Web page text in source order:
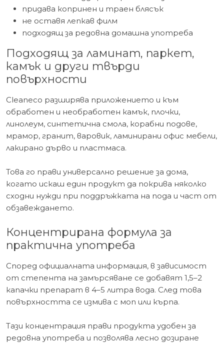
придава копринен и траен блясък
не оставя лепкав филм
подходящ за редовна домашна употреба
Подходящ за ламинат, паркет,
камък и други твърди
повърхности
Cleaneco разширява приложението и към
обработен и необработен камък, плочки,
линолеум, синтетична смола, корабни подове,
мрамор, гранит, варовик, ламинирани офис мебели,
лакирано дърво и пластмаса.
Това го прави универсално решение за дома,
когато искаш един продукт да покрива няколко
сходни нужди при поддръжката на пода и част от
обзавеждането.
Концентрирана формула за
практична употреба
Според официалната информация, в зависимост
от степента на замърсяване се добавят 1,5–2
капачки препарат в 4–5 литра вода. След това
повърхността се измива с моп или кърпа.
Тази концентрация прави продукта удобен за
редовна употреба и позволява лесно дозиране